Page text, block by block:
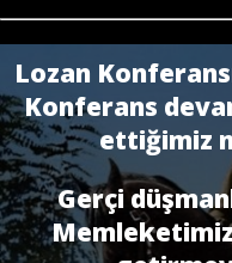
Lozan
Konferans
ettiğimiz
Gerçi